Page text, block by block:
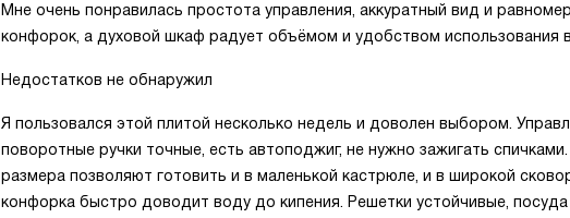
Мне очень понравилась простота управления, аккуратный вид и
конфорок, а духовой шкаф радует объёмом и удобством использования
Недостатков не обнаружил
Я пользовался этой плитой несколько недель и доволен выбором.
поворотные ручки точные, есть автоподжиг, не нужно зажигать
размера позволяют готовить и в маленькой кастрюле, и в широкой
конфорка быстро доводит воду до кипения. Решетки устойчивые, посуда